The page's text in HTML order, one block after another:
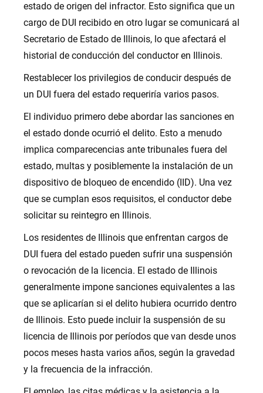
estado de origen del infractor. Esto significa que un
cargo de DUI recibido en otro lugar se comunicará al
Secretario de Estado de Illinois, lo que afectará el
historial de conducción del conductor en Illinois.
Restablecer los privilegios de conducir después de
un DUI fuera del estado requeriría varios pasos.
El individuo primero debe abordar las sanciones en
el estado donde ocurrió el delito. Esto a menudo
implica comparecencias ante tribunales fuera del
estado, multas y posiblemente la instalación de un
dispositivo de bloqueo de encendido (IID). Una vez
que se cumplan esos requisitos, el conductor debe
solicitar su reintegro en Illinois.
Los residentes de Illinois que enfrentan cargos de
DUI fuera del estado pueden sufrir una suspensión
o revocación de la licencia. El estado de Illinois
generalmente impone sanciones equivalentes a las
que se aplicarían si el delito hubiera ocurrido dentro
de Illinois. Esto puede incluir la suspensión de su
licencia de Illinois por períodos que van desde unos
pocos meses hasta varios años, según la gravedad
y la frecuencia de la infracción.